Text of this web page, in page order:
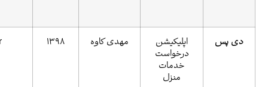
اپلیکیشن
مهدی کاوه 1398
daypass.ir